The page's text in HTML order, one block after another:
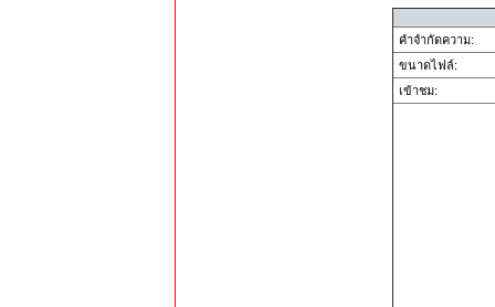
คำจำกัดความ:
ขนาดไฟล์:
เข้าชม: